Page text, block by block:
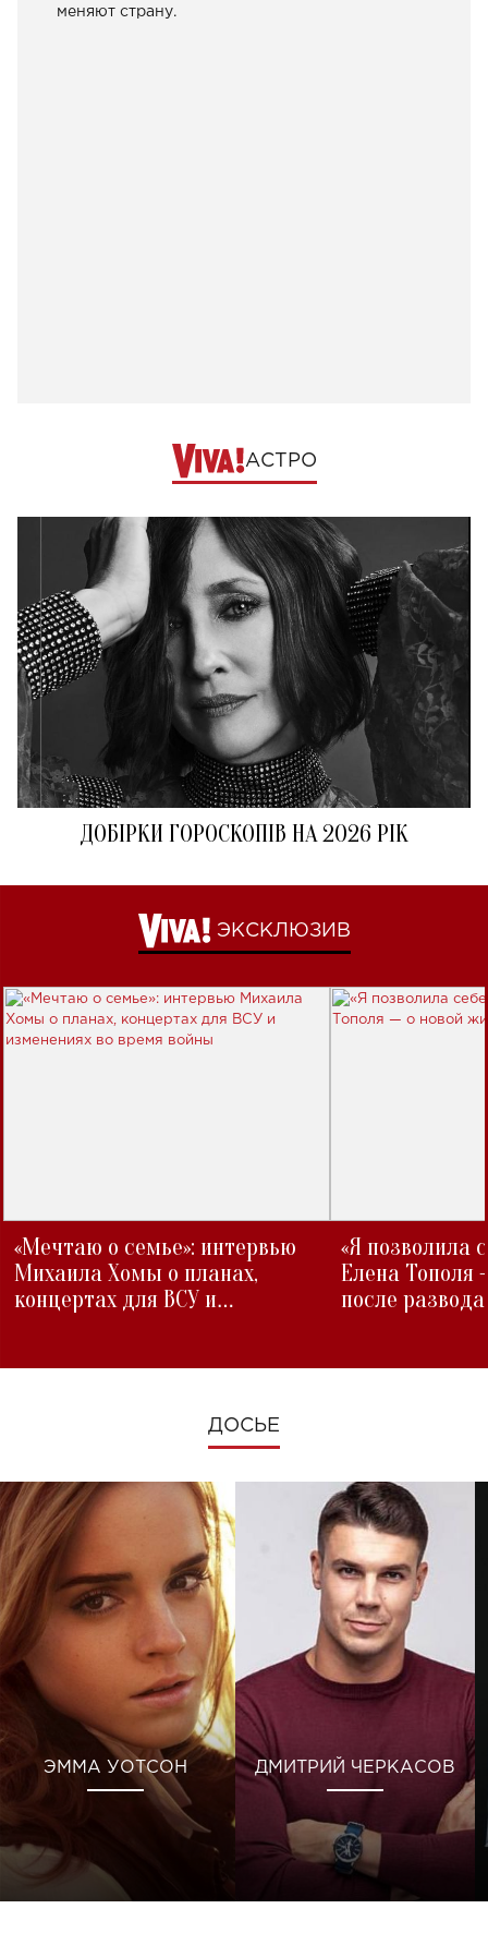
меняют страну.
АСТРО
ДОБІРКИ ГОРОСКОПІВ НА 2026 РІК
ЭКСКЛЮЗИВ
«Мечтаю о семье»: интервью
Михаила Хомы о планах,
концертах для ВСУ и
«Я позволила
Елена Тополя
после развода
ДОСЬЕ
ЭММА УОТСОН ДМИТРИЙ ЧЕРКАСОВ